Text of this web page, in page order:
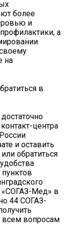
более
и
а
на
в
центра
и оставить
обратиться
«СОГАЗ-Мед» в
44 СОГАЗ-
всем вопросам